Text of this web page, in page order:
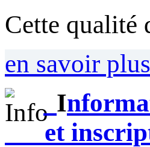
Cette qualité
en savoir
I
et i